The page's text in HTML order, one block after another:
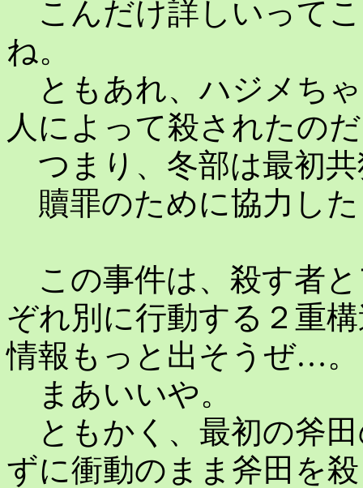
こんだけ詳しいって
ね。
ともあれ、ハジメち
人によって殺されたの
つまり、冬部は最初
贖罪のために協力し
この事件は、殺す者
ぞれ別に行動する２重
情報もっと出そうぜ…。
まあいいや。
ともかく、最初の斧
ずに衝動のまま斧田を